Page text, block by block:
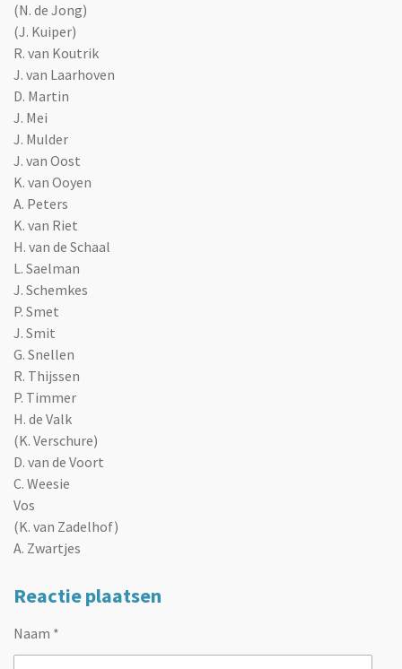
(N. de Jong)
(J. Kuiper)
R. van Koutrik
J. van Laarhoven
D. Martin
J. Mei
J. Mulder
J. van Oost
K. van Ooyen
A. Peters
K. van Riet
H. van de Schaal
L. Saelman
J. Schemkes
P. Smet
J. Smit
G. Snellen
R. Thijssen
P. Timmer
H. de Valk
(K. Verschure)
D. van de Voort
C. Weesie
Vos
(K. van Zadelhof)
A. Zwartjes
Reactie plaatsen
Naam *